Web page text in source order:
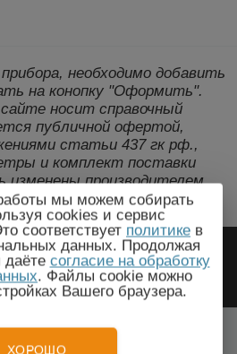
необходимо добавить
на конопку "Оформить".
носит справочный
публичной офертой,
статьи 437 гк рф.,
и комплект поставки
производителем
уведомления!
ЭлектроПрогресс -
оборудование
край
мы можем собирать
cookies и сервис
соответствует политике в
данных. Продолжая
даёте согласие на обработку
. Файлы cookie можно
Вашего браузера.
ХОРОШО